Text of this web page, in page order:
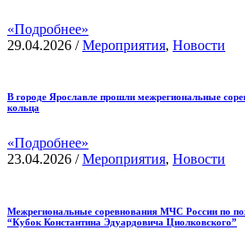
«Подробнее»
29.04.2026 /Мероприятия, Новости
В городе Ярославле прошли межрегиональные
кольца
«Подробнее»
23.04.2026 /Мероприятия, Новости
Межрегиональные соревнования МЧС России по
“Кубок Константина Эдуардовича Циолковского”